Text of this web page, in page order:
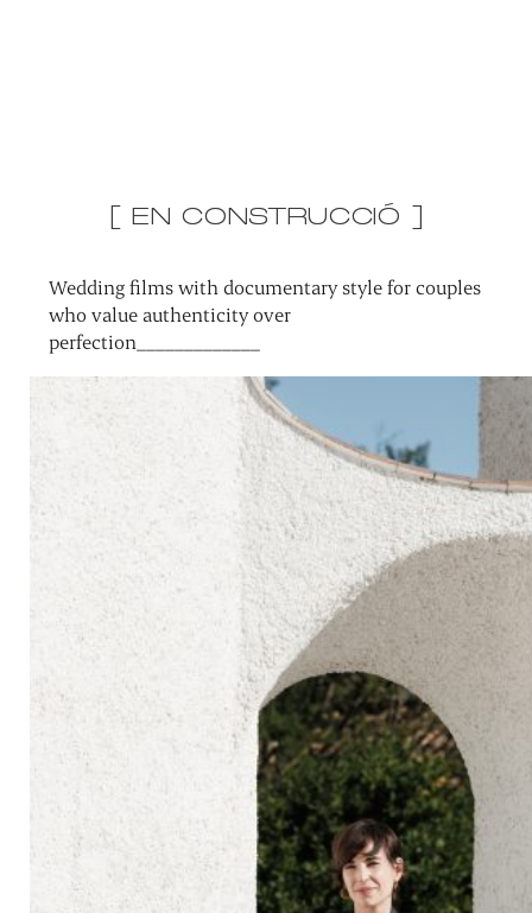
[ EN CONSTRUCCIÓ ]
Wedding films with documentary style for couples
who value authenticity over
perfection_____________